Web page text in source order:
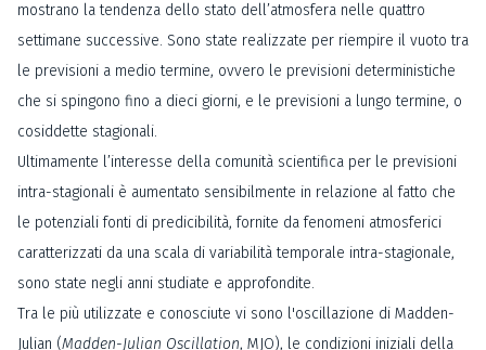
mostrano la tendenza dello stato dell’atmosfera nelle quattro
settimane successive. Sono state realizzate per riempire il vuoto tra
le previsioni a medio termine, ovvero le previsioni deterministiche
che si spingono fino a dieci giorni, e le previsioni a lungo termine, o
cosiddette stagionali.
Ultimamente l’interesse della comunità scientifica per le previsioni
intra-stagionali è aumentato sensibilmente in relazione al fatto che
le potenziali fonti di predicibilità, fornite da fenomeni atmosferici
caratterizzati da una scala di variabilità temporale intra-stagionale,
sono state negli anni studiate e approfondite.
Tra le più utilizzate e conosciute vi sono l'oscillazione di Madden-
Julian (Madden-Julian Oscillation, MJO), le condizioni iniziali della